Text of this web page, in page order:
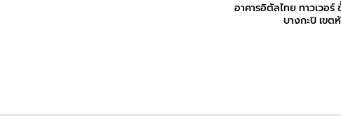
อาคารอิตัลไทย ทาวเวอ
บางกะปิ เขต